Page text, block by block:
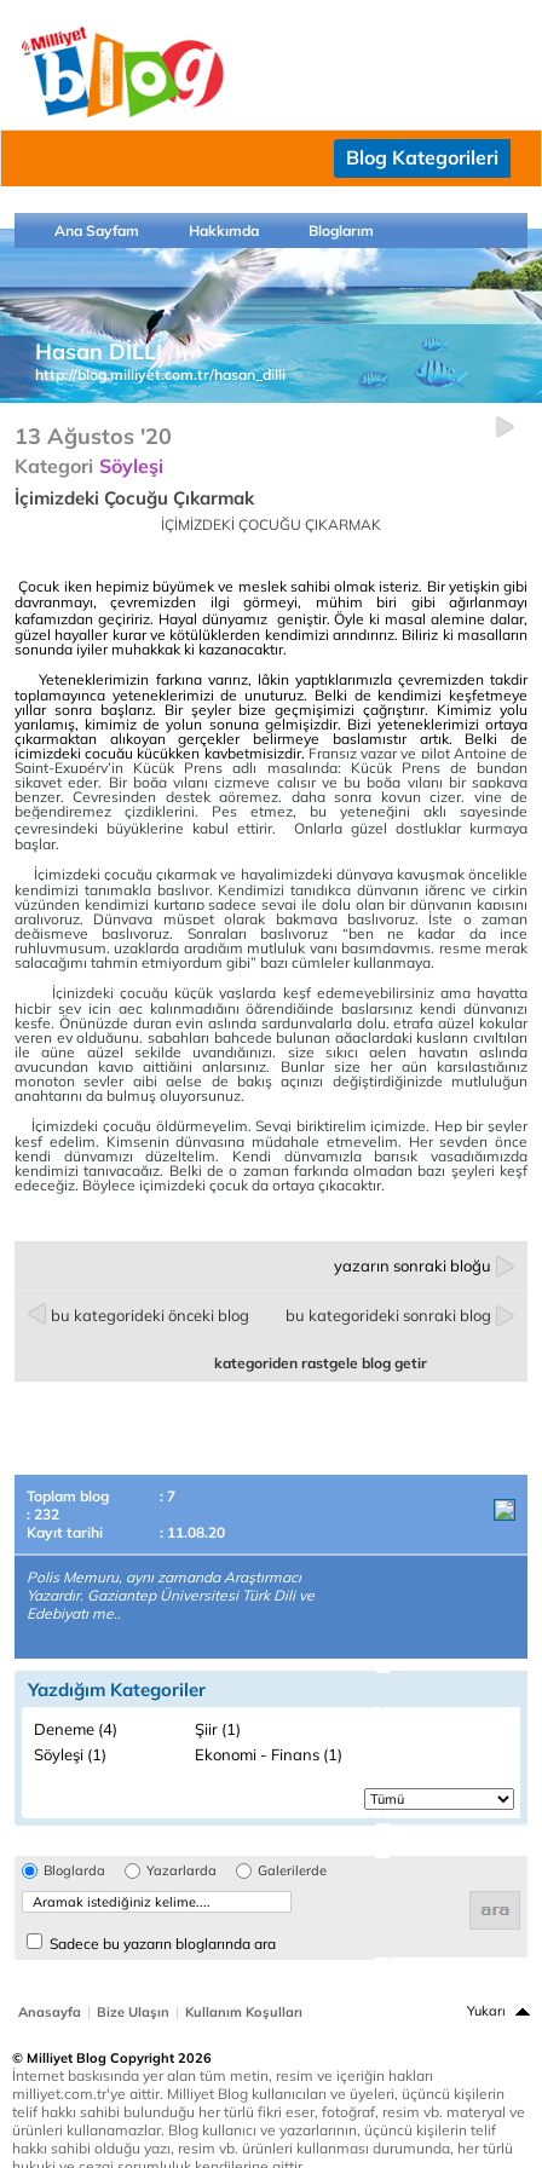
Blog Kategorileri
Ana Sayfam Hakkımda Bloglarım
Hasan DİLLİ
http://blog.milliyet.com.tr/hasan_dilli
13 Ağustos '20
Kategori Söyleşi
İçimizdeki Çocuğu Çıkarmak
İÇİMİZDEKİ ÇOCUĞU ÇIKARMAK
Çocuk iken hepimiz büyümek ve meslek sahibi olmak isteriz. Bir yetişkin gibi
davranmayı, çevremizden ilgi görmeyi, mühim biri gibi ağırlanmayı
kafamızdan geçiririz. Hayal dünyamız geniştir. Öyle ki masal alemine dalar,
güzel hayaller kurar ve kötülüklerden kendimizi arındırırız. Biliriz ki masalların
sonunda iyiler muhakkak ki kazanacaktır.
Yeteneklerimizin farkına varırız, lâkin yaptıklarımızla çevremizden takdir
toplamayınca yeteneklerimizi de unuturuz. Belki de kendimizi keşfetmeye
yıllar sonra başlarız. Bir şeyler bize geçmişimizi çağrıştırır. Kimimiz yolu
yarılamış, kimimiz de yolun sonuna gelmişizdir. Bizi yeteneklerimizi ortaya
çıkarmaktan alıkoyan gerçekler belirmeye başlamıştır artık. Belki de
içimizdeki çocuğu küçükken kaybetmişizdir. Fransız yazar ve pilot Antoine de
Saint-Exupéry’in Küçük Prens adlı masalında; Küçük Prens de bundan
şikayet eder. Bir boğa yılanı çizmeye çalışır ve bu boğa yılanı bir şapkaya
benzer. Çevresinden destek göremez, daha sonra koyun çizer, yine de
beğendiremez çizdiklerini. Pes etmez, bu yeteneğini aklı sayesinde
çevresindeki büyüklerine kabul ettirir.
Onlarla güzel dostluklar kurmaya
başlar.
İçimizdeki çocuğu çıkarmak ve hayalimizdeki dünyaya kavuşmak öncelikle
kendimizi tanımakla başlıyor. Kendimizi tanıdıkça dünyanın iğrenç ve çirkin
yüzünden kendimizi kurtarıp sadece sevgi ile dolu olan bir dünyanın kapısını
aralıyoruz. Dünyaya müspet olarak bakmaya başlıyoruz. İşte o zaman
değişmeye başlıyoruz. Sonraları başlıyoruz “ben ne kadar da ince
ruhluymuşum, uzaklarda aradığım mutluluk yanı başımdaymış, resme merak
salacağımı tahmin etmiyordum gibi” bazı cümleler kullanmaya.
İçinizdeki çocuğu küçük yaşlarda keşf edemeyebilirsiniz ama hayatta
hiçbir şey için geç kalınmadığını öğrendiğinde başlarsınız kendi dünyanızı
keşfe. Önünüzde duran evin aslında sardunyalarla dolu, etrafa güzel kokular
veren ev olduğunu, sabahları bahçede bulunan ağaçlardaki kuşların cıvıltıları
ile güne güzel şekilde uyandığınızı, size sıkıcı gelen hayatın aslında
avucundan kayıp gittiğini anlarsınız. Bunlar size her gün karşılaştığınız
monoton şeyler gibi gelse de bakış açınızı değiştirdiğinizde mutluluğun
anahtarını da bulmuş oluyorsunuz.
İçimizdeki çocuğu öldürmeyelim. Sevgi biriktirelim içimizde. Hep bir şeyler
keşf edelim. Kimsenin dünyasına müdahale etmeyelim. Her şeyden önce
kendi dünyamızı düzeltelim. Kendi dünyamızla barışık yaşadığımızda
kendimizi tanıyacağız. Belki de o zaman farkında olmadan bazı şeyleri keşf
edeceğiz. Böylece içimizdeki çocuk da ortaya çıkacaktır.
yazarın sonraki bloğu
bu kategorideki önceki blog bu kategorideki sonraki blog
kategoriden rastgele blog getir
Toplam blog
: 7
: 232
Kayıt tarihi
: 11.08.20
Polis Memuru, aynı zamanda Araştırmacı
Yazardır. Gaziantep Üniversitesi Türk Dili ve
Edebiyatı me..
Yazdığım Kategoriler
Deneme (4)
Şiir (1)
Söyleşi (1)
Ekonomi - Finans (1)
Bloglarda Yazarlarda Galerilerde
Sadece bu yazarın bloglarında ara
Anasayfa | Bize Ulaşın | Kullanım Koşulları Yukarı
© Milliyet Blog Copyright 2026
İnternet baskısında yer alan tüm metin, resim ve içeriğin hakları
milliyet.com.tr'ye aittir. Milliyet Blog kullanıcıları ve üyeleri, üçüncü kişilerin
telif hakkı sahibi bulunduğu her türlü fikri eser, fotoğraf, resim vb. materyal ve
ürünleri kullanamazlar. Blog kullanıcı ve yazarlarının, üçüncü kişilerin telif
hakkı sahibi olduğu yazı, resim vb. ürünleri kullanması durumunda, her türlü